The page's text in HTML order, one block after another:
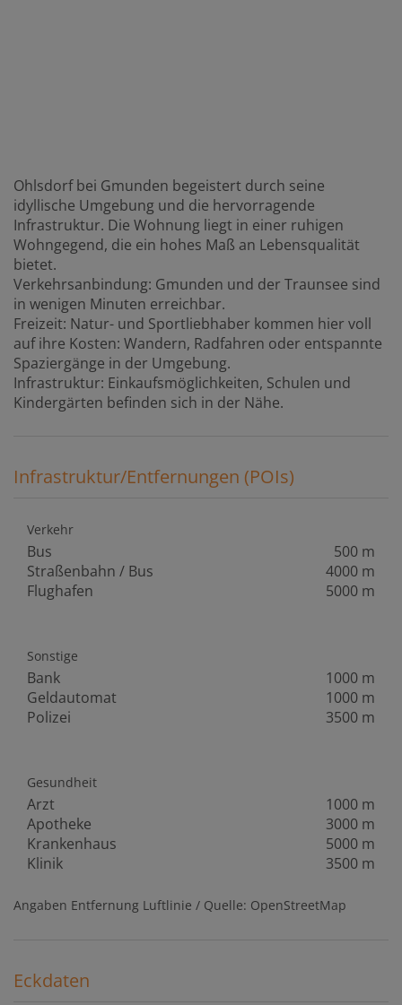
Ohlsdorf bei Gmunden begeistert durch seine
idyllische Umgebung und die hervorragende
Infrastruktur. Die Wohnung liegt in einer ruhigen
Wohngegend, die ein hohes Maß an Lebensqualität
bietet.
Verkehrsanbindung: Gmunden und der Traunsee sind
in wenigen Minuten erreichbar.
Freizeit: Natur- und Sportliebhaber kommen hier voll
auf ihre Kosten: Wandern, Radfahren oder entspannte
Spaziergänge in der Umgebung.
Infrastruktur: Einkaufsmöglichkeiten, Schulen und
Kindergärten befinden sich in der Nähe.
Infrastruktur/Entfernungen (POIs)
Verkehr
Bus
500 m
Straßenbahn / Bus
4000 m
Flughafen
5000 m
Sonstige
Bank
1000 m
Geldautomat
1000 m
Polizei
3500 m
Gesundheit
Arzt
1000 m
Apotheke
3000 m
Krankenhaus
5000 m
Klinik
3500 m
Angaben Entfernung Luftlinie / Quelle: OpenStreetMap
Eckdaten